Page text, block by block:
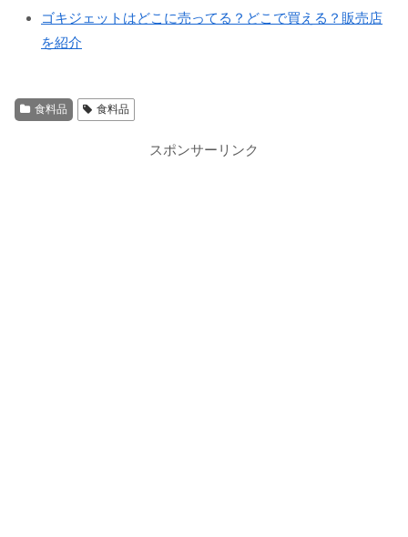
ゴキジェットはどこに売ってる？どこで買える？販売店
を紹介
食料品 食料品
スポンサーリンク